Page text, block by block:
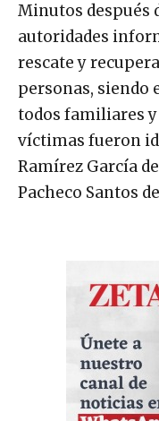
Minutos después
autoridades
rescate y
personas, siendo
todos familiares y
víctimas fueron
Ramírez García
Pacheco Santos